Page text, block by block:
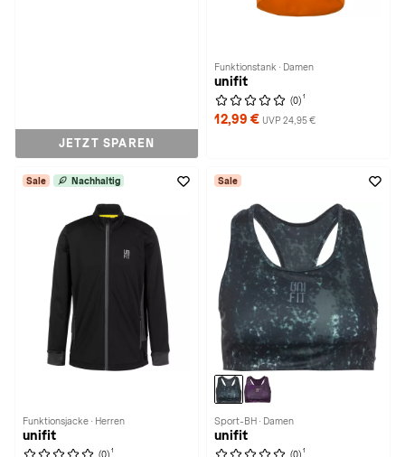
JETZT SPAREN
Funktionstank · Damen
unifit
(0) 1
12,99 € UVP 24,95 €
Sale Nachhaltig
Funktionsjacke · Herren
unifit
(0) 1
Sale
Sport-BH · Damen
unifit
(0) 1